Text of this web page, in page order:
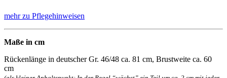
mehr zu Pflegehinweisen
Maße in cm
Rückenlänge in deutscher Gr. 46/48 ca. 81 cm, Brustweite ca. 60
cm